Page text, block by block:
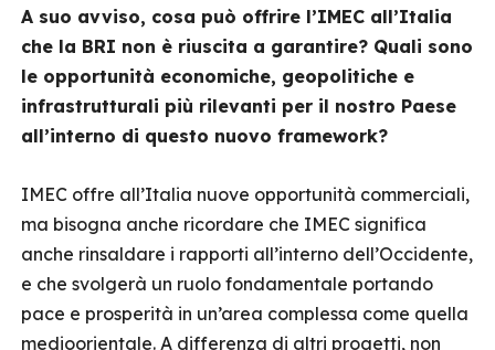
A suo avviso, cosa può offrire l’IMEC all’Italia
che la BRI non è riuscita a garantire? Quali sono
le opportunità economiche, geopolitiche e
infrastrutturali più rilevanti per il nostro Paese
all’interno di questo nuovo framework?
IMEC offre all’Italia nuove opportunità commerciali,
ma bisogna anche ricordare che IMEC significa
anche rinsaldare i rapporti all’interno dell’Occidente,
e che svolgerà un ruolo fondamentale portando
pace e prosperità in un’area complessa come quella
medioorientale. A differenza di altri progetti, non